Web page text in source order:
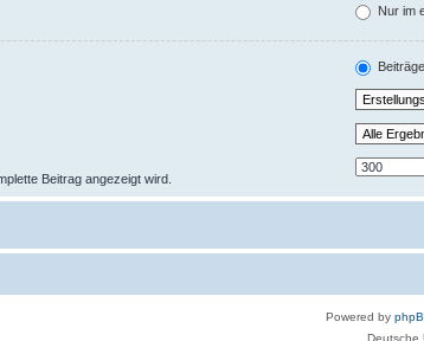
Nur im
Beiträge
Beitrag angezeigt wird.
Powered by
Deutsche